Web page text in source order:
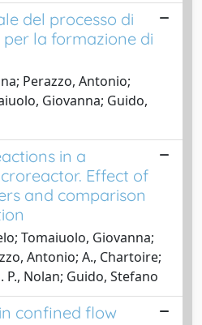
del processo di
la formazione di
Perazzo, Antonio;
Giovanna; Guido,
in a
Effect of
and comparison
Tomaiuolo, Giovanna;
Antonio; A., Chartoire;
P., Nolan; Guido, Stefano
confined flow